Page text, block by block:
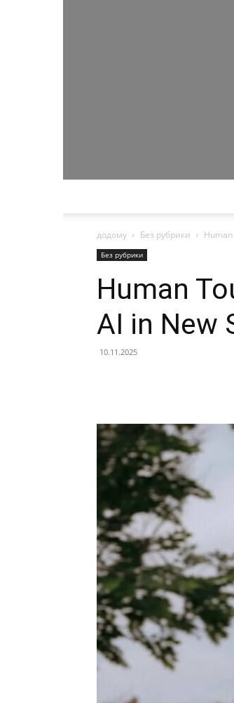
додому Без рубрики Human
Без рубрики
Human
AI in New
10.11.2025